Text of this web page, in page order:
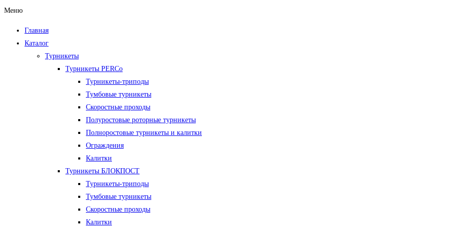
Меню
Главная
Каталог
Турникеты
Турникеты PERCo
Турникеты-триподы
Тумбовые турникеты
Скоростные проходы
Полуростовые роторные турникеты
Полноростовые турникеты и калитки
Ограждения
Калитки
Турникеты БЛОКПОСТ
Турникеты-триподы
Тумбовые турникеты
Скоростные проходы
Калитки